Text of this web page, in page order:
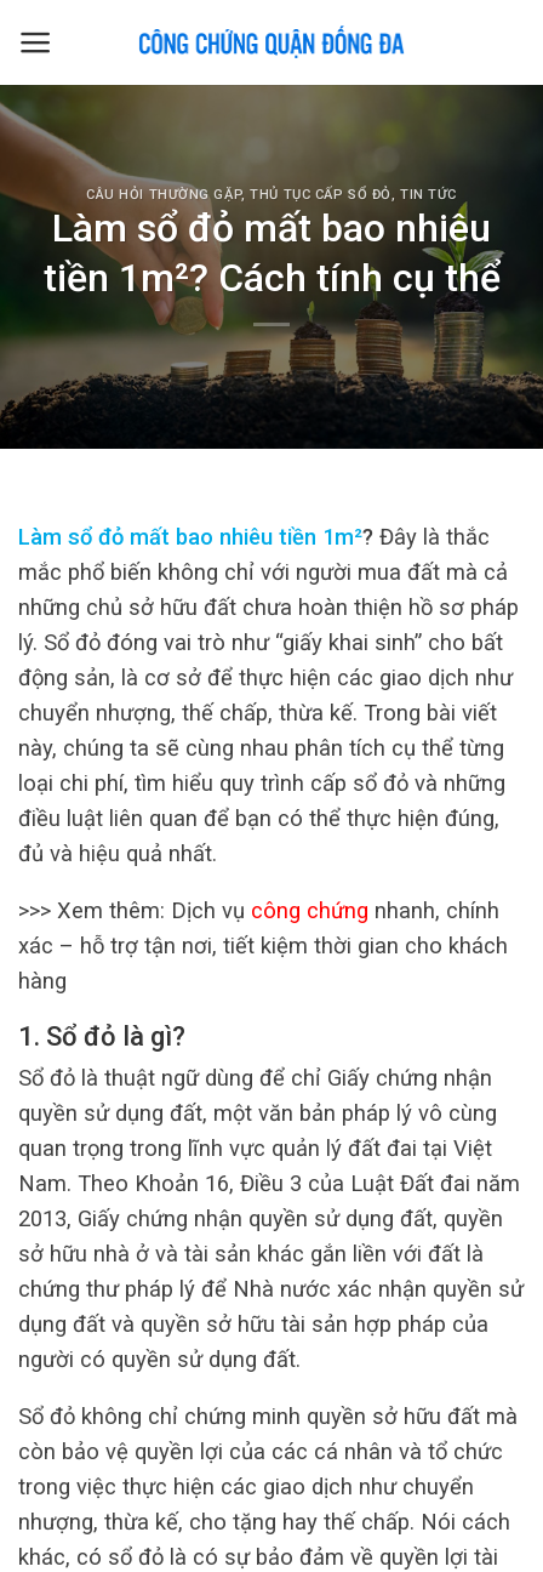
CÂU HỎI THƯỜNG GẶP,THỦ TỤC CẤP SỔ ĐỎ, TIN TỨC
Làm sổ đỏ mất bao nhiêu
tiền 1m²? Cách tính cụ thể
Làm sổ đỏ mất bao nhiêu tiền 1m²? Đây là thắc
mắc phổ biến không chỉ với người mua đất mà cả
những chủ sở hữu đất chưa hoàn thiện hồ sơ pháp
lý. Sổ đỏ đóng vai trò như “giấy khai sinh” cho bất
động sản, là cơ sở để thực hiện các giao dịch như
chuyển nhượng, thế chấp, thừa kế. Trong bài viết
này, chúng ta sẽ cùng nhau phân tích cụ thể từng
loại chi phí, tìm hiểu quy trình cấp sổ đỏ và những
điều luật liên quan để bạn có thể thực hiện đúng,
đủ và hiệu quả nhất.
>>> Xem thêm: Dịch vụ công chứng nhanh, chính
xác – hỗ trợ tận nơi, tiết kiệm thời gian cho khách
hàng
1. Sổ đỏ là gì?
Sổ đỏ là thuật ngữ dùng để chỉ Giấy chứng nhận
quyền sử dụng đất, một văn bản pháp lý vô cùng
quan trọng trong lĩnh vực quản lý đất đai tại Việt
Nam. Theo Khoản 16, Điều 3 của Luật Đất đai năm
2013, Giấy chứng nhận quyền sử dụng đất, quyền
sở hữu nhà ở và tài sản khác gắn liền với đất là
chứng thư pháp lý để Nhà nước xác nhận quyền sử
dụng đất và quyền sở hữu tài sản hợp pháp của
người có quyền sử dụng đất.
Sổ đỏ không chỉ chứng minh quyền sở hữu đất mà
còn bảo vệ quyền lợi của các cá nhân và tổ chức
trong việc thực hiện các giao dịch như chuyển
nhượng, thừa kế, cho tặng hay thế chấp. Nói cách
khác, có sổ đỏ là có sự bảo đảm về quyền lợi tài